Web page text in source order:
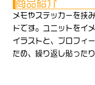
商品紹介
メモやステッカーを挟
ドです。ユニットをイ
イラストと、プロフィ
ため、繰り返し貼った